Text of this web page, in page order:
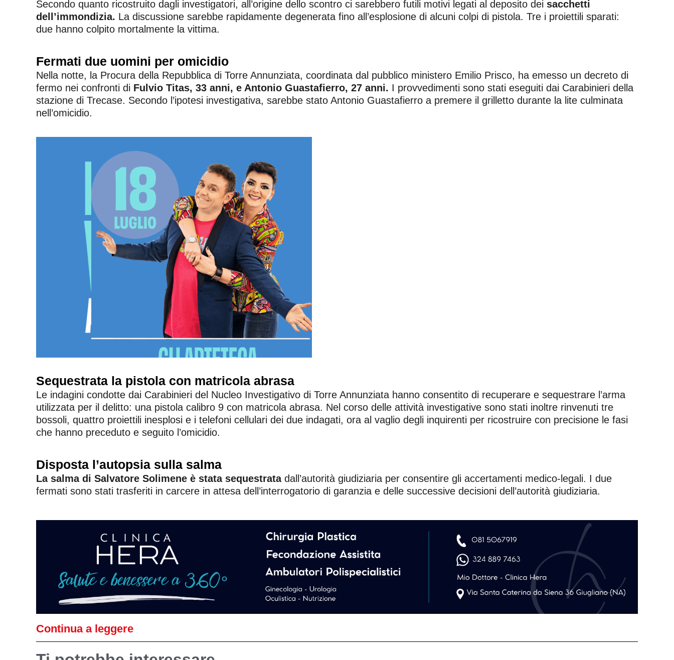
Secondo quanto ricostruito dagli investigatori, all’origine dello scontro ci sarebbero futili motivi legati al deposito dei sacchetti
dell’immondizia. La discussione sarebbe rapidamente degenerata fino all’esplosione di alcuni colpi di pistola. Tre i proiettili sparati:
due hanno colpito mortalmente la vittima.
Fermati due uomini per omicidio
Nella notte, la Procura della Repubblica di Torre Annunziata, coordinata dal pubblico ministero Emilio Prisco, ha emesso un decreto di
fermo nei confronti di Fulvio Titas, 33 anni, e Antonio Guastafierro, 27 anni. I provvedimenti sono stati eseguiti dai Carabinieri della
stazione di Trecase. Secondo l’ipotesi investigativa, sarebbe stato Antonio Guastafierro a premere il grilletto durante la lite culminata
nell’omicidio.
Sequestrata la pistola con matricola abrasa
Le indagini condotte dai Carabinieri del Nucleo Investigativo di Torre Annunziata hanno consentito di recuperare e sequestrare l’arma
utilizzata per il delitto: una pistola calibro 9 con matricola abrasa. Nel corso delle attività investigative sono stati inoltre rinvenuti tre
bossoli, quattro proiettili inesplosi e i telefoni cellulari dei due indagati, ora al vaglio degli inquirenti per ricostruire con precisione le fasi
che hanno preceduto e seguito l’omicidio.
Disposta l’autopsia sulla salma
La salma di Salvatore Solimene è stata sequestratadall’autorità giudiziaria per consentire gli accertamenti medico-legali. I due
fermati sono stati trasferiti in carcere in attesa dell’interrogatorio di garanzia e delle successive decisioni dell’autorità giudiziaria.
Continua a leggere